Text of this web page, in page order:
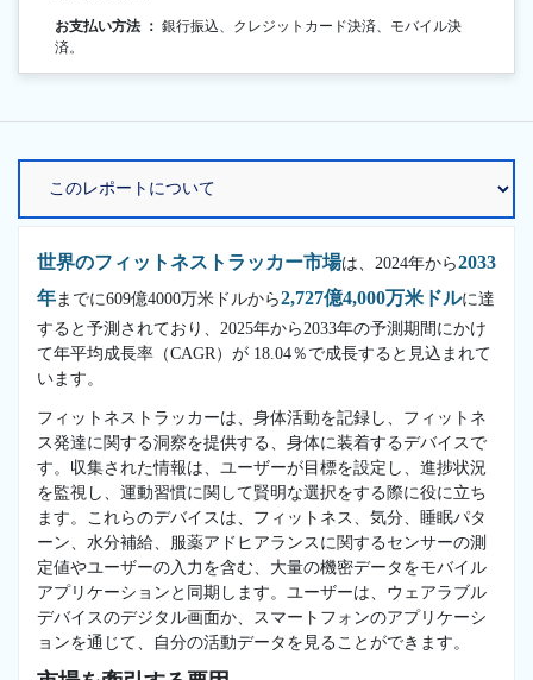
お支払い方法 ： 銀行振込、クレジットカード決済、モバイル決
済。
世界のフィットネストラッカー市場は、2024年から2033
年 までに609億4000万米ドルから2,727億4,000万米ドルに達
すると予測されており、2025年から2033年の予測期間にかけ
て年平均成長率（CAGR）が 18.04％で成長すると見込まれて
います。
フィットネストラッカーは、身体活動を記録し、フィットネ
ス発達に関する洞察を提供する、身体に装着するデバイスで
す。収集された情報は、ユーザーが目標を設定し、進捗状況
を監視し、運動習慣に関して賢明な選択をする際に役に立ち
ます。これらのデバイスは、フィットネス、気分、睡眠パタ
ーン、水分補給、服薬アドヒアランスに関するセンサーの測
定値やユーザーの入力を含む、大量の機密データをモバイル
アプリケーションと同期します。ユーザーは、ウェアラブル
デバイスのデジタル画面か、スマートフォンのアプリケーシ
ョンを通じて、自分の活動データを見ることができます。